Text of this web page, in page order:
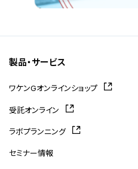
製品・サービス
ワケンGオンラインショップ
受託オンライン
ラボプランニング
セミナー情報